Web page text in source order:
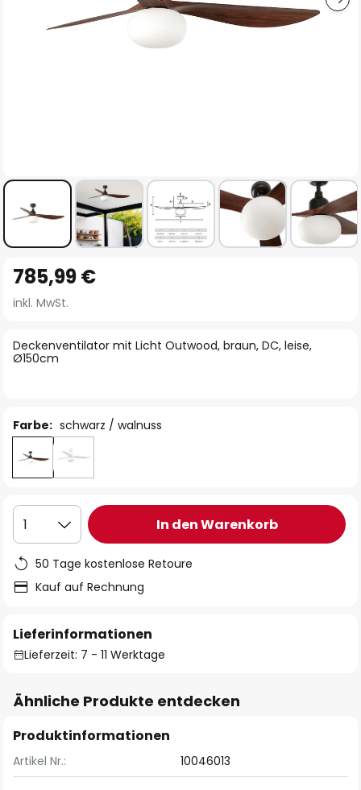
Anfang
der
springen
Deckenventilator mit Licht Outwood, braun, DC, leise,
Ø150cm
785,99 €
inkl. MwSt.
Farbe: schwarz / walnuss
1 In den Warenkorb
50 Tage kostenlose Retoure
Kauf auf Rechnung
Lieferinformationen
Lieferzeit: 7 - 11 Werktage
Ähnliche Produkte entdecken
Produktinformationen
Artikel Nr.: 10046013